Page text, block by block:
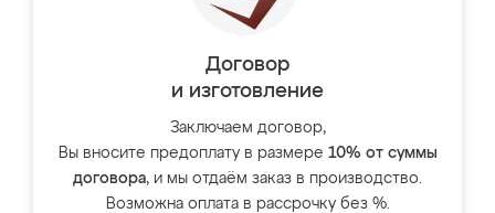
Договор
и изготовление
Заключаем договор,
Вы вносите предоплату в размере 10% от суммы
договора, и мы отдаём заказ в производство.
Возможна оплата в рассрочку без %.